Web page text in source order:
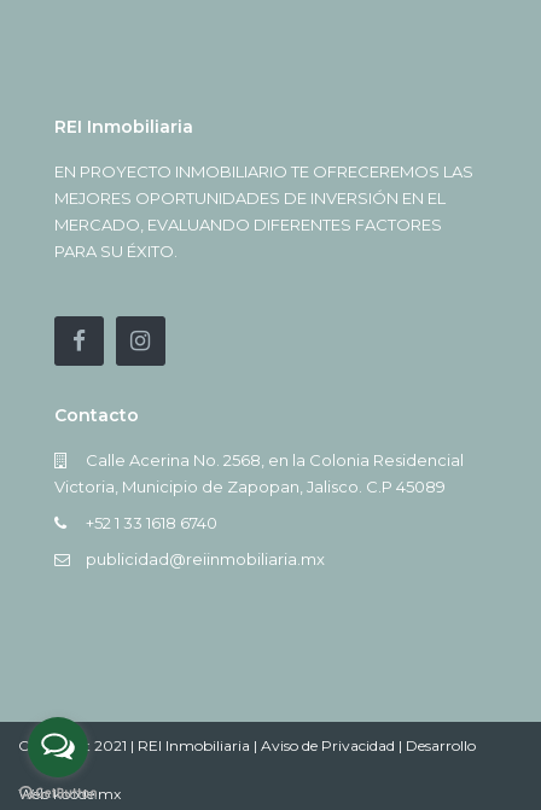
REI Inmobiliaria
EN PROYECTO INMOBILIARIO TE OFRECEREMOS LAS
MEJORES OPORTUNIDADES DE INVERSIÓN EN EL
MERCADO, EVALUANDO DIFERENTES FACTORES
PARA SU ÉXITO.
Contacto
Calle Acerina No. 2568, en la Colonia Residencial
Victoria, Municipio de Zapopan, Jalisco. C.P 45089
+52 1 33 1618 6740
publicidad@reiinmobiliaria.mx
Copyright 2021 | REI Inmobiliaria | Aviso de Privacidad | Desarrollo
Web koode.mx